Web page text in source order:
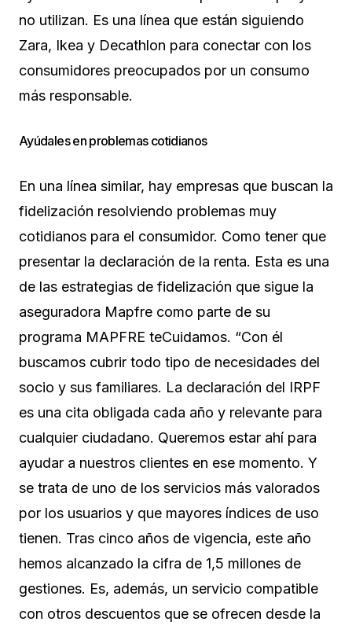
no utilizan. Es una línea que están siguiendo
Zara, Ikea y Decathlon para conectar con los
consumidores preocupados por un consumo
más responsable.
Ayúdales en problemas cotidianos
En una línea similar, hay empresas que buscan la
fidelización resolviendo problemas muy
cotidianos para el consumidor. Como tener que
presentar la declaración de la renta. Esta es una
de las estrategias de fidelización que sigue la
aseguradora Mapfre como parte de su
programa MAPFRE teCuidamos. “Con él
buscamos cubrir todo tipo de necesidades del
socio y sus familiares. La declaración del IRPF
es una cita obligada cada año y relevante para
cualquier ciudadano. Queremos estar ahí para
ayudar a nuestros clientes en ese momento. Y
se trata de uno de los servicios más valorados
por los usuarios y que mayores índices de uso
tienen. Tras cinco años de vigencia, este año
hemos alcanzado la cifra de 1,5 millones de
gestiones. Es, además, un servicio compatible
con otros descuentos que se ofrecen desde la